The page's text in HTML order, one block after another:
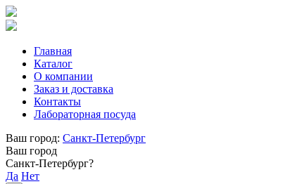
Главная
Каталог
О компании
Заказ и доставка
Контакты
Лабораторная посуда
Ваш город: Санкт-Петербург
Ваш город
Санкт-Петербург?
Да Нет